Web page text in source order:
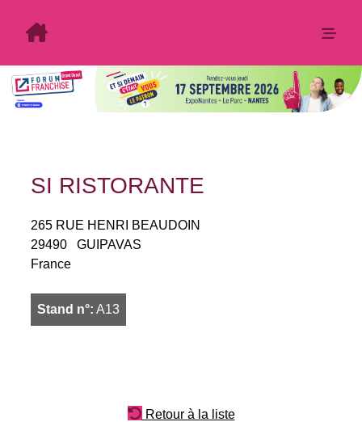
SI RISTORANTE
265 RUE HENRI BEAUDOIN
29490
GUIPAVAS
France
Stand n°: A13
Retour à la liste